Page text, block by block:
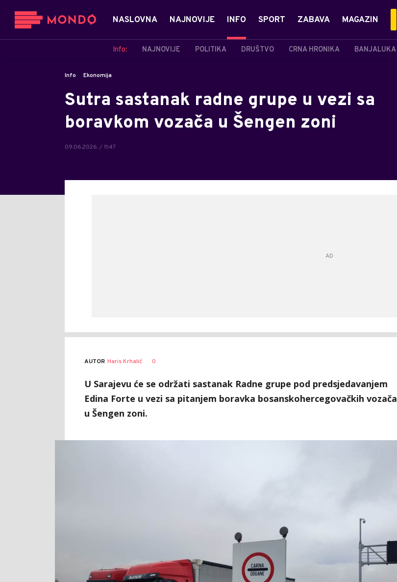
NASLOVNA NAJNOVIJE INFO
Info: NAJNOVIJE POLITIKA DRUŠTVO CRNA HRONIKA BANJALUKA
SPORT ZABAVA MAGAZIN
Info Ekonomija
Sutra sastanak radne grupe u vezi sa
boravkom vozača u Šengen zoni
09.06.2026. / 11:47
AUTOR Haris Krhalić 0
U Sarajevu će se održati sastanak Radne grupe pod predsjedavanjem
Edina Forte u vezi sa pitanjem boravka bosanskohercegovačkih vozača
u Šengen zoni.